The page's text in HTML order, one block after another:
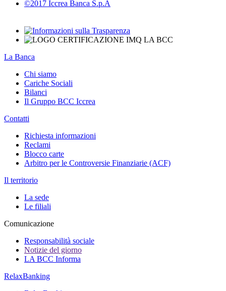
©2017 Iccrea Banca S.p.A
La Banca
Chi siamo
Cariche Sociali
Bilanci
Il Gruppo BCC Iccrea
Contatti
Richiesta informazioni
Reclami
Blocco carte
Arbitro per le Controversie Finanziarie (ACF)
Il territorio
La sede
Le filiali
Comunicazione
Responsabilità sociale
Notizie del giorno
LA BCC Informa
RelaxBanking